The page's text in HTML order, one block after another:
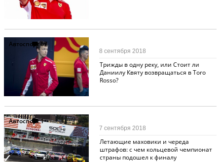
Автоспорт67
Трижды в одну реку, или Стоит ли
Даниилу Квяту возвращаться в Toro
Rosso?
8 сентября 2018
Автоспорт1
Летающие маховики и череда
штрафов: с чем кольцевой чемпионат
страны подошел к финалу
7 сентября 2018